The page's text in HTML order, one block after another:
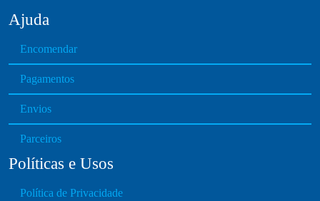
Ajuda
Encomendar
Pagamentos
Envios
Parceiros
Políticas e Usos
Política de Privacidade